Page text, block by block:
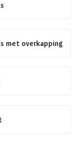
met overkapping